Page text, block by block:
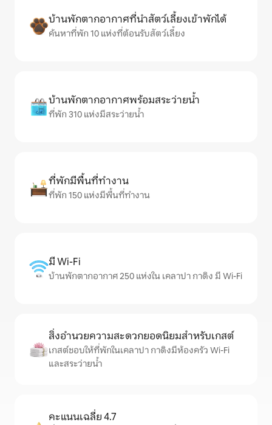
บ้านพักตากอากาศที่นำสัตว์เลี้ยงเข้าพักได้
ค้นหาที่พัก 10 แห่งที่ต้อนรับสัตว์เลี้ยง
บ้านพักตากอากาศพร้อมสระว่ายน้ำ
ที่พัก 310 แห่งมีสระว่ายน้ำ
ที่พักมีพื้นที่ทำงาน
ที่พัก 150 แห่งมีพื้นที่ทำงาน
มี Wi-Fi
บ้านพักตากอากาศ 250 แห่งใน เคลาปา กาดิง มี Wi-Fi
สิ่งอำนวยความสะดวกยอดนิยมสำหรับเกสต์
เกสต์ชอบให้ที่พักในเคลาปา กาดิงมีห้องครัว Wi-Fi
และสระว่ายน้ำ
คะแนนเฉลี่ย 4.7